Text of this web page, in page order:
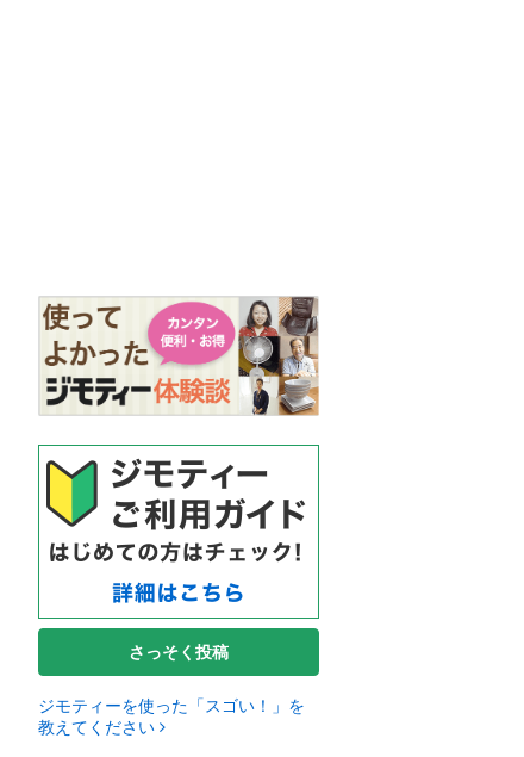
さっそく投稿
ジモティーを使った「スゴい！」を
教えてください